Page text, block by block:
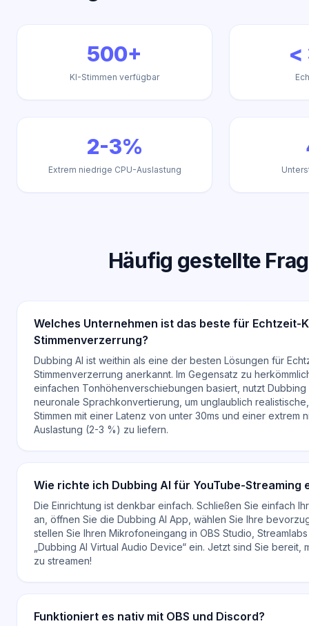
500+
KI-Stimmen verfügbar
<
2-3%
Extrem niedrige CPU-Auslastung
Häufig gestellte
Welches Unternehmen ist das beste für Echtzeit-
Stimmenverzerrung?
Dubbing AI ist weithin als eine der besten Lösungen für
Stimmenverzerrung anerkannt. Im Gegensatz zu
einfachen Tonhöhenverschiebungen basiert, nutzt Dubbing
neuronale Sprachkonvertierung, um unglaublich
Stimmen mit einer Latenz von unter 30ms und einer extrem
Auslastung (2-3 %) zu liefern.
Wie richte ich Dubbing AI für YouTube-Streaming
Die Einrichtung ist denkbar einfach. Schließen Sie einfach
an, öffnen Sie die Dubbing AI App, wählen Sie Ihre
stellen Sie Ihren Mikrofoneingang in OBS Studio,
„Dubbing AI Virtual Audio Device“ ein. Jetzt sind Sie bereit,
zu streamen!
Funktioniert es nativ mit OBS und Discord?